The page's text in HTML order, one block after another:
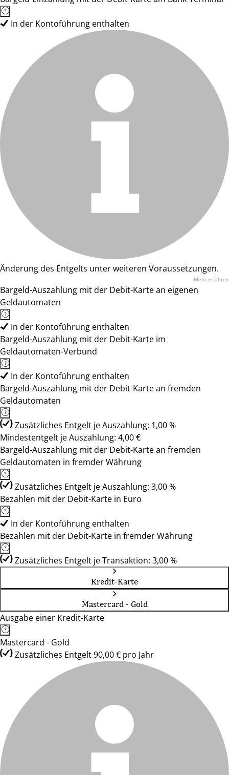
In der Kontoführung enthalten
Änderung des Entgelts unter weiteren Voraussetzungen.
Mehr erfahren
Bargeld-Auszahlung mit der Debit-Karte an eigenen
Geldautomaten
In der Kontoführung enthalten
Bargeld-Auszahlung mit der Debit-Karte im
Geldautomaten-Verbund
In der Kontoführung enthalten
Bargeld-Auszahlung mit der Debit-Karte an fremden
Geldautomaten
Zusätzliches Entgelt je Auszahlung: 1,00 %
Mindestentgelt je Auszahlung: 4,00 €
Bargeld-Auszahlung mit der Debit-Karte an fremden
Geldautomaten in fremder Währung
Zusätzliches Entgelt je Auszahlung: 3,00 %
Bezahlen mit der Debit-Karte in Euro
In der Kontoführung enthalten
Bezahlen mit der Debit-Karte in fremder Währung
Zusätzliches Entgelt je Transaktion: 3,00 %
Kredit-Karte
Mastercard - Gold
Ausgabe einer Kredit-Karte
Mastercard - Gold
Zusätzliches Entgelt 90,00 € pro Jahr